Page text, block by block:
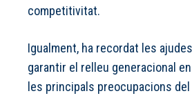
competitivitat.
Igualment, ha recordat les
garantir el relleu generacional
les principals preocupacions